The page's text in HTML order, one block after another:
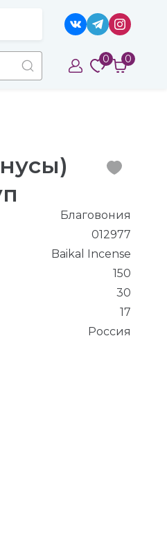
0 0
Благовония
012977
Baikal Incense
150
30
17
Россия